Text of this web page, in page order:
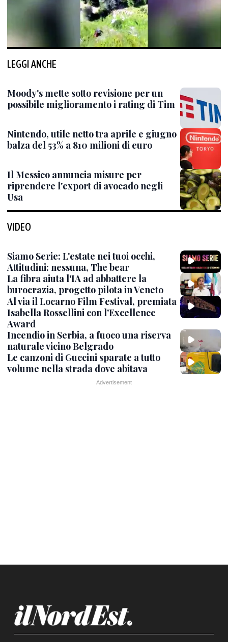
LEGGI ANCHE
Moody's mette sotto revisione per un
possibile miglioramento i rating di Tim
Nintendo, utile netto tra aprile e giugno
balza del 53% a 810 milioni di euro
Il Messico annuncia misure per
riprendere l'export di avocado negli
Usa
VIDEO
Siamo Serie: L'estate nei tuoi occhi,
Attitudini: nessuna, The bear
La fibra aiuta l'IA ad abbattere la
burocrazia, progetto pilota in Veneto
Al via il Locarno Film Festival, premiata
Isabella Rossellini con l'Excellence
Award
Incendio in Serbia, a fuoco una riserva
naturale vicino Belgrado
Le canzoni di Guccini sparate a tutto
volume nella strada dove abitava